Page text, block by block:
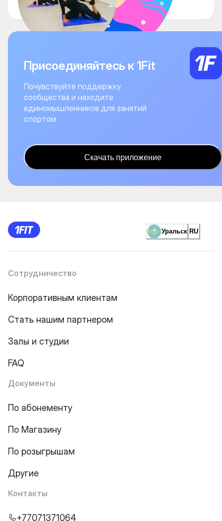
Присоединяйтесь к 1Fit
Почувствуйте поддержку
сообщества и находите
единомышленников для занятий
спортом
Скачать приложение
Уральск RU
Сотрудничество
Корпоративным клиентам
Стать нашим партнером
Залы и студии
FAQ
Документы
По абонементу
По Магазину
По розыгрышам
Другие
Контакты
+77071371064